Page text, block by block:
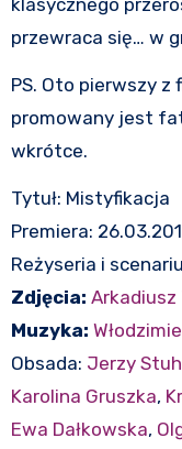
przewraca się… w
PS. Oto pierwszy z
promowany jest
wkrótce.
Tytuł: Mistyfikacja
Premiera:
Reżyseria i
Zdjęcia: Arkadiusz
Muzyka:
Obsada: Jerzy
Karolina Gruszka,
Ewa Dałkowska,